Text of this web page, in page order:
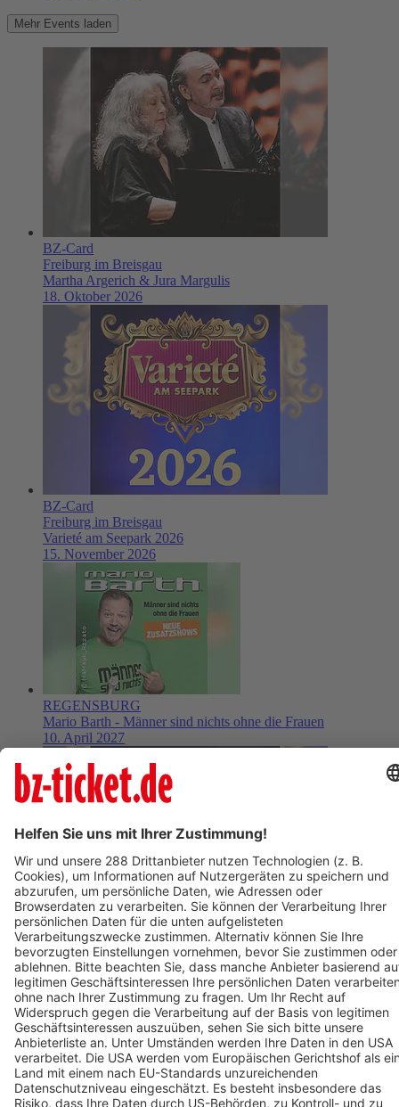
Mehr Events laden
BZ-Card
Freiburg im Breisgau
Martha Argerich & Jura Margulis
18. Oktober 2026
BZ-Card
Freiburg im Breisgau
Varieté am Seepark 2026
15. November 2026
REGENSBURG
Mario Barth - Männer sind nichts ohne die Frauen
10. April 2027
BZ-Card
Freiburg im Breisgau
Varieté am Seepark 2026
08. November 2026